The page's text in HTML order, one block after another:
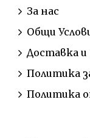
За нас
Общи
Доставка и
Политика
Политика